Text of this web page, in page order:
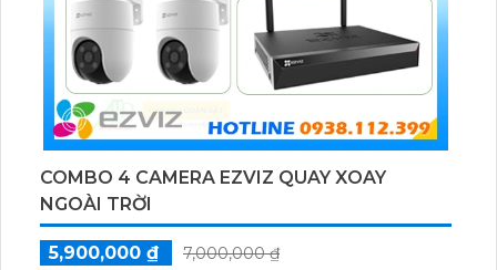
COMBO 4 CAMERA EZVIZ QUAY XOAY
NGOÀI TRỜI
5,900,000 ₫
7,000,000 ₫